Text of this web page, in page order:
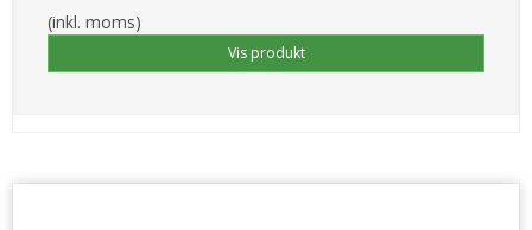
(inkl. moms)
Vis produkt